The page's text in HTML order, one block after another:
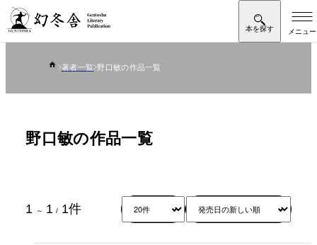
著者一覧 野口敏の作品一覧
野口敏の作品一覧
1 ～ 1 / 1件